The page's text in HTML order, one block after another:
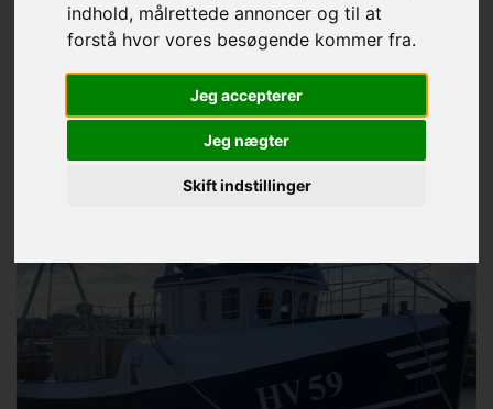
indhold, målrettede annoncer og til at
forstå hvor vores besøgende kommer fra.
Jeg accepterer
Jeg nægter
Skift indstillinger